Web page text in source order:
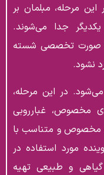
مرحله، مبلمان بر
جدا می‌شوند.
صورت تخصصی شسته
نشود.
در این مرحله،
مخصوص، غبارروبی
مخصوص و متناسب با
مورد استفاده در
گیاهی و طبیعی تهیه